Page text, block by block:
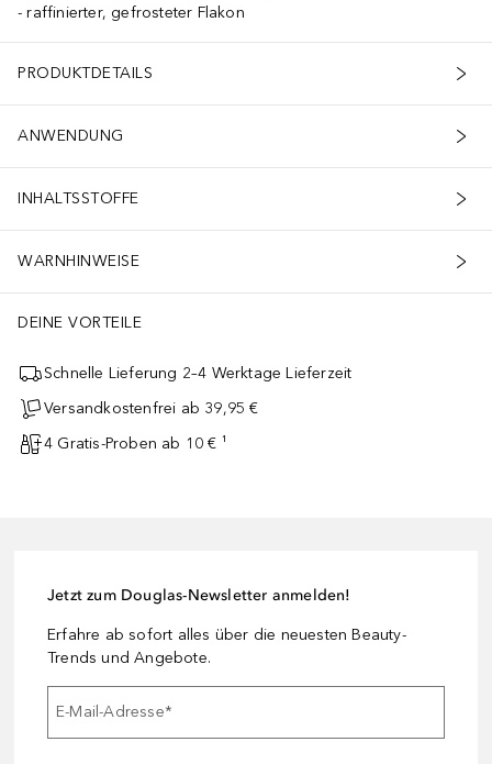
raffinierter, gefrosteter Flakon
PRODUKTDETAILS
ANWENDUNG
INHALTSSTOFFE
WARNHINWEISE
DEINE VORTEILE
Schnelle Lieferung 2–4 Werktage Lieferzeit
Versandkostenfrei ab 39,95 €
4 Gratis-Proben ab 10 € ¹
Jetzt zum Douglas-Newsletter anmelden!
Erfahre ab sofort alles über die neuesten Beauty-
Trends und Angebote.
E-Mail-Adresse*